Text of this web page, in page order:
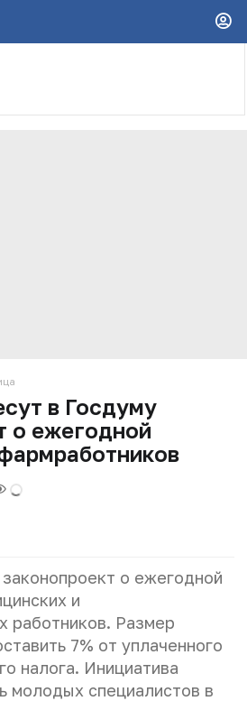
в Госдуму
о ежегодной
о ежегодной
и
работников. Размер
7% от уплаченного
налога. Инициатива
молодых специалистов в